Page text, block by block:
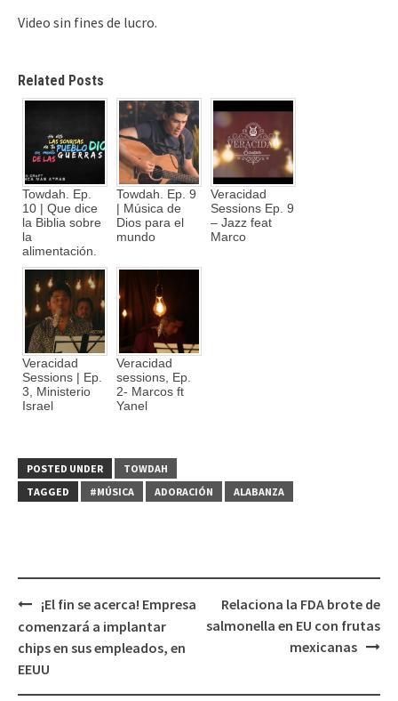
Video sin fines de lucro.
Related Posts
Towdah. Ep.
10 | Que dice
la Biblia sobre
la
alimentación.
Towdah. Ep. 9
| Música de
Dios para el
mundo
Veracidad
Sessions Ep. 9
– Jazz feat
Marco
Veracidad
Sessions | Ep.
3, Ministerio
Israel
Veracidad
sessions, Ep.
2- Marcos ft
Yanel
POSTED UNDER
TOWDAH
TAGGED
#MÚSICA ADORACIÓN ALABANZA
Post
navigation
¡El fin se acerca! Empresa
comenzará a implantar
chips en sus empleados, en
EEUU
Relaciona la FDA brote de
salmonella en EU con frutas
mexicanas